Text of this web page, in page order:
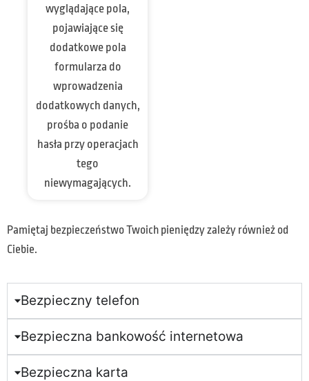
wyglądające pola,
pojawiające się
dodatkowe pola
formularza do
wprowadzenia
dodatkowych danych,
prośba o podanie
hasła przy operacjach
tego
niewymagających.
Pamiętaj bezpieczeństwo Twoich pieniędzy zależy również od
Ciebie.
Bezpieczny telefon
Bezpieczna bankowość internetowa
Bezpieczna karta